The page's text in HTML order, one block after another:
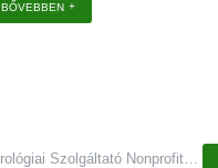
BŐVEBBEN
Szolgáltató Nonprofit…